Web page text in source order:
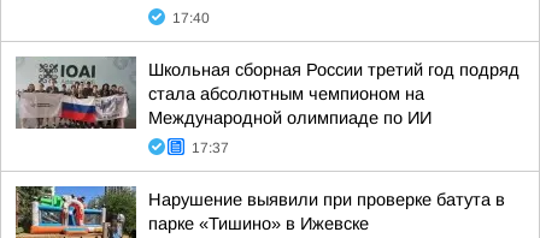
17:40
Школьная сборная России третий год подряд
стала абсолютным чемпионом на
Международной олимпиаде по ИИ
17:37
Нарушение выявили при проверке батута в
парке «Тишино» в Ижевске